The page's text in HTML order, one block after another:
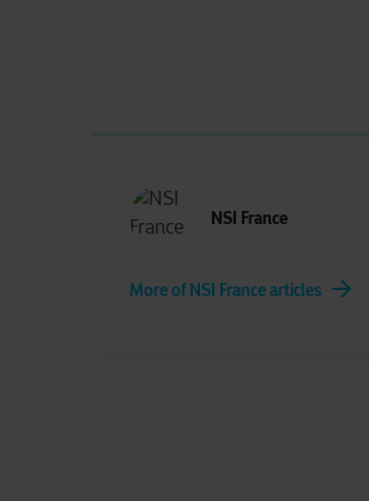
NSI France
More of NSI France articles